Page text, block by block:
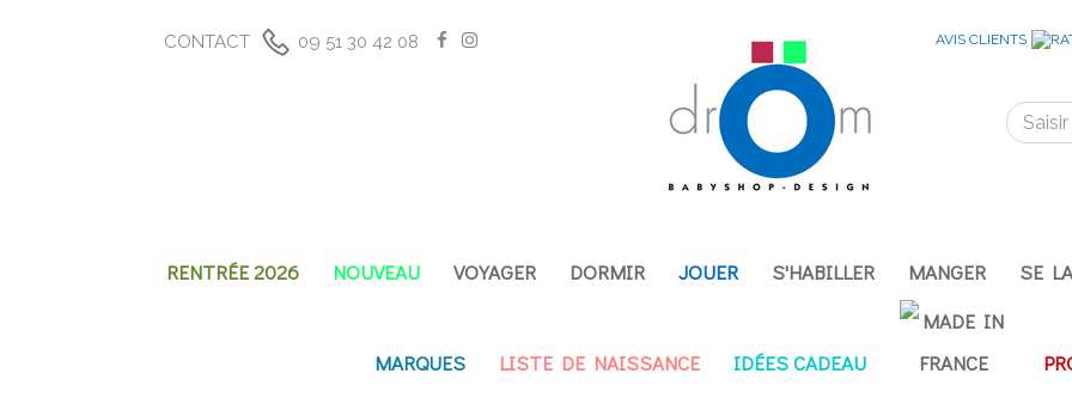
CONTACT 09 51 30 42 08 AVIS CLIENTS
RENTRÉE 2026 NOUVEAU VOYAGER DORMIR JOUER S'HABILLER MANGER SE
MARQUES LISTE DE NAISSANCE IDÉES CADEAU